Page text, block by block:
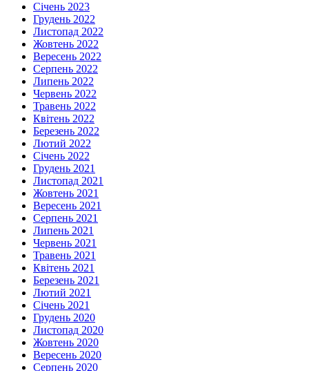
Січень 2023
Грудень 2022
Листопад 2022
Жовтень 2022
Вересень 2022
Серпень 2022
Липень 2022
Червень 2022
Травень 2022
Квітень 2022
Березень 2022
Лютий 2022
Січень 2022
Грудень 2021
Листопад 2021
Жовтень 2021
Вересень 2021
Серпень 2021
Липень 2021
Червень 2021
Травень 2021
Квітень 2021
Березень 2021
Лютий 2021
Січень 2021
Грудень 2020
Листопад 2020
Жовтень 2020
Вересень 2020
Серпень 2020